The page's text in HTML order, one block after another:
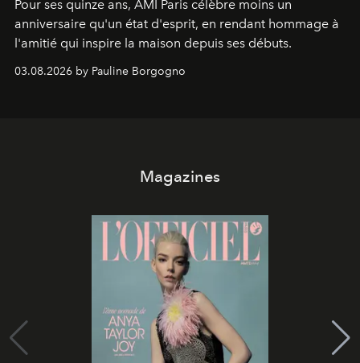
Pour ses quinze ans, AMI Paris célèbre moins un
anniversaire qu'un état d'esprit, en rendant hommage à
l'amitié qui inspire la maison depuis ses débuts.
03.08.2026 by Pauline Borgogno
Magazines